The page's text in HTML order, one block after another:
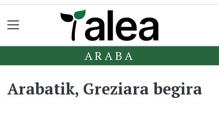
ARABA
Arabatik, Greziara begira